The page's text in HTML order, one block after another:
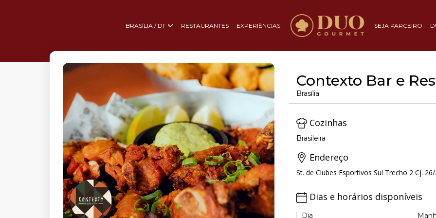
BRASÍLIA / DF RESTAURANTES EXPERIÊNCIAS SEJA PARCEIRO
Contexto Bar e
Brasília
Cozinhas
Brasileira
Endereço
St. de Clubes Esportivos Sul Trecho 2 Cj.
Dias e horários disponíveis
Dia